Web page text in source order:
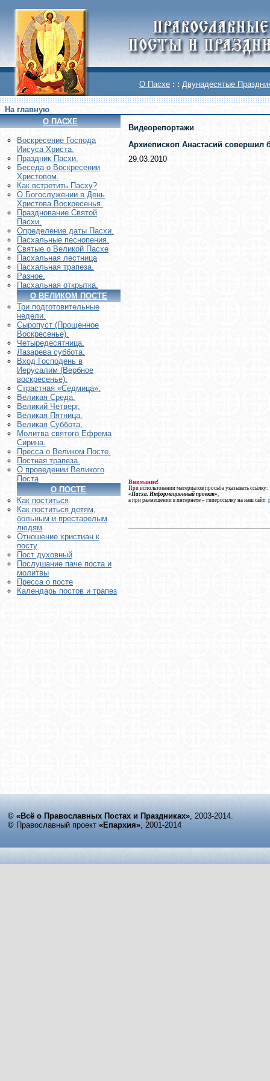
О Пасхе : : Двунадесятые
На главную
О ПАСХЕ
Воскреcение Господа
Иисуса Христа.
Праздник Пасхи.
Беседа о Воскресении
Христовом.
Как встретить Пасху?
О Богослужении в День
Христова Воскресенья.
Празднование Святой
Пасхи.
Определение даты Пасхи.
Пасхальные песнопения.
Святые о Великой Пасхе
Пасхальная лестница
Пасхальная трапеза.
Разное.
Пасхальная открытка.
О ВЕЛИКОМ ПОСТЕ
Три подготовительные
недели.
Сыропуст (Прощенное
Воскресенье).
Четыредесятница.
Лазарева суббота.
Вход Господень в
Иерусалим (Вербное
воскресенье).
Страстная «Седмица».
Великая Среда.
Великий Четверг.
Великая Пятница.
Великая Суббота.
Молитва святого Ефрема
Сирина.
Пресса о Великом Посте.
Постная трапеза.
О проведении Великого
Поста
О ПОСТЕ
Как поститься
Как поститься детям,
больным и престарелым
людям
Отношение христиан к
посту
Пост духовный
Послушание паче поста и
молитвы
Пресса о посте
Календарь постов и трапез
Видеорепортажи
Архиепископ Анастасий совершил
29.03.2010
Внимание!
При использовании материалов просьба указывать ссылку:
«Пасха. Информационный проект»,
а при размещении в интернете – гиперссылку на наш сайт:
© «Всё о Православных Постах и Праздниках», 2003-2014.
© Православный проект «Епархия», 2001-2014